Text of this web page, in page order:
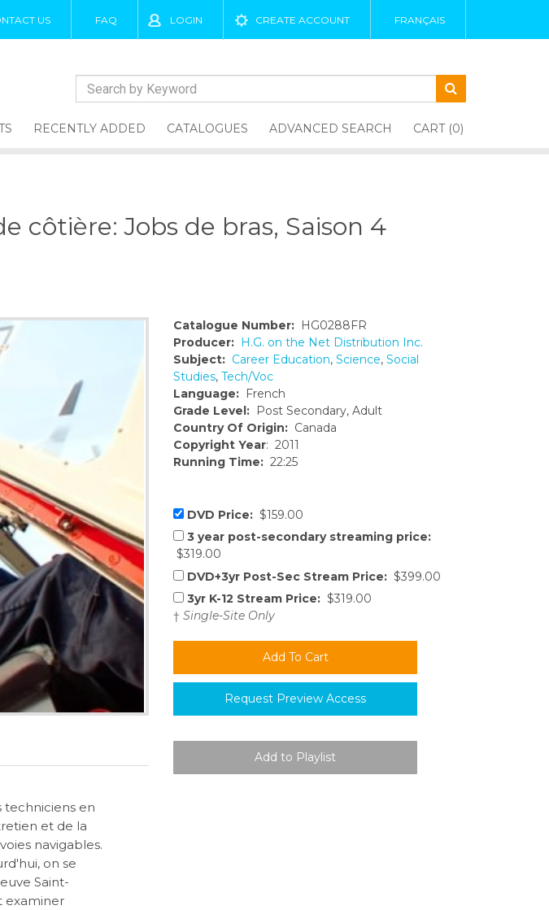
US FAQ LOGIN CREATE ACCOUNT FRANÇAIS
RECENTLY ADDED CATALOGUES ADVANCED SEARCH CART (0)
côtière: Jobs de bras, Saison 4
Catalogue Number: HG0288FR
Producer: H.G. on the Net Distribution Inc.
Subject: Career Education, Science, Social
Studies, Tech/Voc
Language: French
Grade Level: Post Secondary, Adult
Country Of Origin: Canada
Copyright Year: 2011
Running Time: 22:25
DVD Price: $159.00
3 year post-secondary streaming price:
$319.00
DVD+3yr Post-Sec Stream Price: $399.00
3yr K-12 Stream Price: $319.00
† Single-Site Only
Request Preview Access
techniciens en
et de la
navigables.
on se
Saint-
examiner